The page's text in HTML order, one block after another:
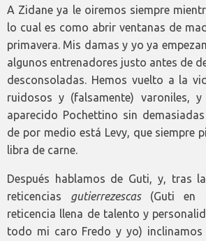
A Zidane ya le oiremos siempre
lo cual es como abrir ventanas de
primavera. Mis damas y yo ya
algunos entrenadores justo antes de
desconsoladas. Hemos vuelto a la
ruidosos y (falsamente) varoniles,
aparecido Pochettino sin
de por medio está Levy, que siempre
libra de carne.
Después hablamos de Guti, y, tras
reticencias gutierrezescas(Guti en
reticencia llena de talento y
todo mi caro Fredo y yo) inclinamos